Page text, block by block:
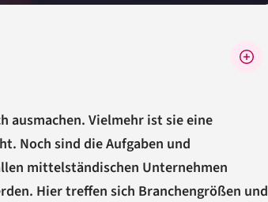
ausmachen. Vielmehr ist sie eine
Noch sind die Aufgaben und
mittelständischen Unternehmen
Hier treffen sich Branchengrößen und